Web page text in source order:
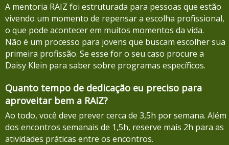
A mentoria RAIZ foi estruturada para pessoas que estão
vivendo um momento de repensar a escolha profissional,
o que pode acontecer em muitos momentos da vida.
Não é um processo para jovens que buscam escolher sua
primeira profissão. Se esse for o seu caso procure a
Daisy Klein para saber sobre programas específicos.
Quanto tempo de dedicação eu preciso para
aproveitar bem a RAIZ?
Ao todo, você deve prever cerca de 3,5h por semana. Além
dos encontros semanais de 1,5h, reserve mais 2h para as
atividades práticas entre os encontros.